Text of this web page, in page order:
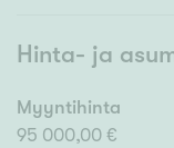
Hinta- ja
Myyntihinta
95 000,00 €